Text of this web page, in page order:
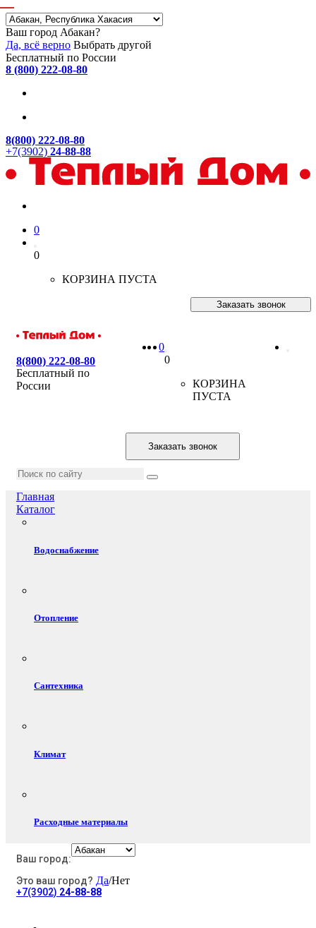
Ваш город Абакан?
Да, всё верно Выбрать другой
Бесплатный по России
8 (800) 222-08-80
8(800) 222-08-80
+7(3902) 24-88-88
0
0
КОРЗИНА ПУСТА
Заказать звонок
8(800) 222-08-80
Бесплатный по
России
0
0
КОРЗИНА
ПУСТА
Заказать звонок
Главная
Каталог
Водоснабжение
Отопление
Сантехника
Климат
Расходные материалы
Электротовары
Ваш город:
Это ваш город? Да/Нет
+7(3902) 24-88-88